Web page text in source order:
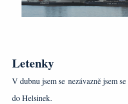
Letenky
V dubnu jsem se nezávazně jsem
do Helsinek.